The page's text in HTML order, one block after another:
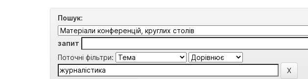
Пошук:
запит
Поточні фільтри: